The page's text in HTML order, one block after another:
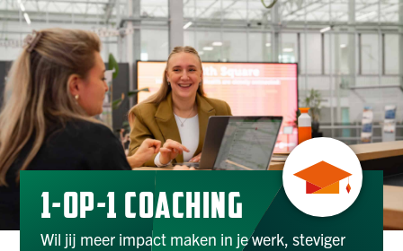
1-OP-1 COACHING
Wil jij meer impact maken in je werk, steviger